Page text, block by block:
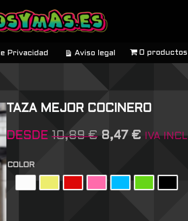
Privacidad Aviso legal 0 productos
TAZA MEJOR COCINERO
DESDE 10,89€ 8,47 € IVA INCL
COLOR